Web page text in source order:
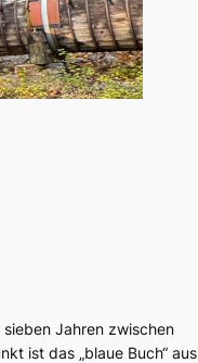
Jahren zwischen
ist das „blaue Buch“ aus